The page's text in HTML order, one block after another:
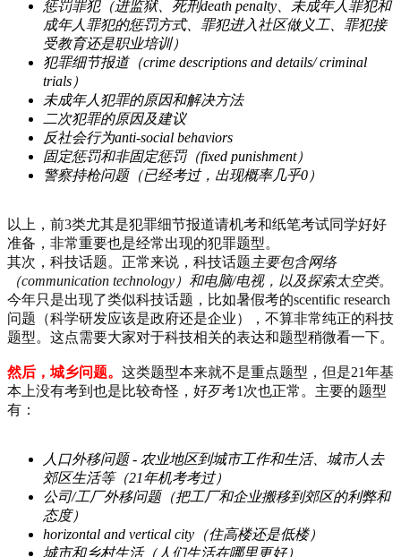
惩罚罪犯（进监狱、死刑death penalty、未成年人罪犯和
成年人罪犯的惩罚方式、罪犯进入社区做义工、罪犯接
受教育还是职业培训）
犯罪细节报道（crime descriptions and details/ criminal
trials）
未成年人犯罪的原因和解决方法
二次犯罪的原因及建议
反社会行为anti-social behaviors
固定惩罚和非固定惩罚（fixed punishment）
警察持枪问题（已经考过，出现概率几乎0）
以上，前3类尤其是犯罪细节报道请机考和纸笔考试同学好好
准备，非常重要也是经常出现的犯罪题型。
其次，科技话题。正常来说，科技话题 主要包含网络
（communication technology）和电脑/电视，以及探索太空类。
今年只是出现了类似科技话题，比如暑假考的scentific research
问题（科学研发应该是政府还是企业），不算非常纯正的科技
题型。这点需要大家对于科技相关的表达和题型稍微看一下。
然后，城乡问题。 这类题型本来就不是重点题型，但是21年基
本上没有考到也是比较奇怪，好歹考1次也正常。主要的题型
有：
人口外移问题 - 农业地区到城市工作和生活、城市人去
郊区生活等（21年机考考过）
公司/工厂外移问题（把工厂和企业搬移到郊区的利弊和
态度）
horizontal and vertical city（住高楼还是低楼）
城市和乡村生活（人们生活在哪里更好）